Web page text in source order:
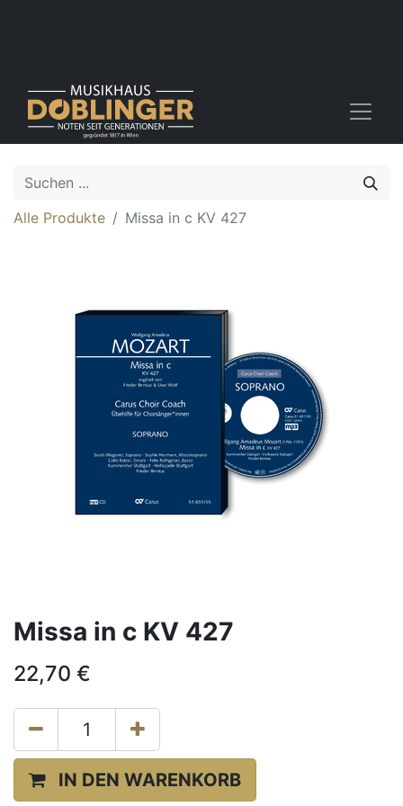
Alle Produkte Missa in c KV 427
Missa in c KV 427
22,70 €
IN DEN WARENKORB